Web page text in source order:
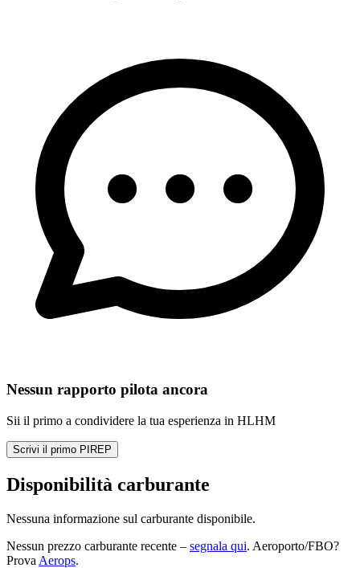
Nessun rapporto pilota ancora
Sii il primo a condividere la tua esperienza in HLHM
Scrivi il primo PIREP
Disponibilità carburante
Nessuna informazione sul carburante disponibile.
Nessun prezzo carburante recente – segnala qui. Aeroporto/FBO?
Prova Aerops.